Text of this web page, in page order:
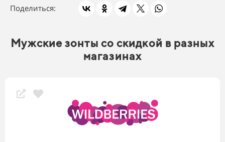
Поделиться:
Мужские зонты со скидкой в разных
магазинах